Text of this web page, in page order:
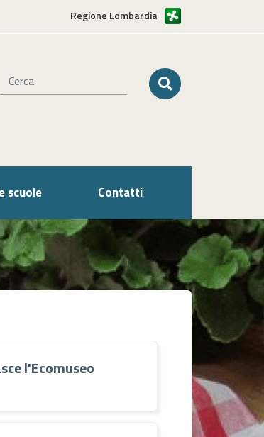
Regione Lombardia
scuole Contatti
l'Ecomuseo